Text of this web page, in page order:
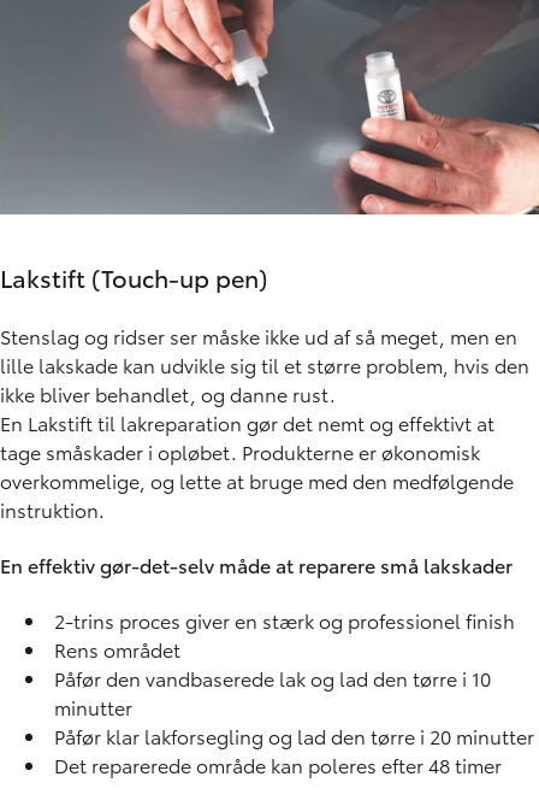
Lakstift (Touch-up pen)
Stenslag og ridser ser måske ikke ud af så meget, men en
lille lakskade kan udvikle sig til et større problem, hvis den
ikke bliver behandlet, og danne rust.
En Lakstift til lakreparation gør det nemt og effektivt at
tage småskader i opløbet. Produkterne er økonomisk
overkommelige, og lette at bruge med den medfølgende
instruktion.
En effektiv gør-det-selv måde at reparere små lakskader
2-trins proces giver en stærk og professionel finish
Rens området
Påfør den vandbaserede lak og lad den tørre i 10
minutter
Påfør klar lakforsegling og lad den tørre i 20 minutter
Det reparerede område kan poleres efter 48 timer